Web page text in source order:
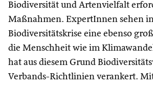
Biodiversität und Artenvielfalt
Maßnahmen. ExpertInnen sehen
Biodiversitätskrise eine ebenso
die Menschheit wie im
hat aus diesem Grund
Verbands-Richtlinien verankert.